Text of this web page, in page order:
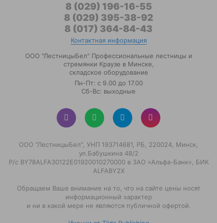
8 (029) 196-16-55
8 (029) 395-38-92
8 (017) 364-84-43
Контактная информация
ООО "ЛестницыБел" Профессиональные лестницы и
стремянки Краузе в Минске
складское оборудование
Пн-Пт: с 9.00 до 17.00
Сб-Вс: выходные
ООО “ЛестницыБел”, УНП 193714681, РБ, 220024, Минск,
ул.Бабушкина 48/2
Р/с BY78ALFA30122E01920010270000 в ЗАО «Альфа-Банк», БИК
ALFABY2X
Обращаем Ваше внимание на то, что на сайте цены носят
информационный характер
и ни в какой мере не являются публичной офертой.